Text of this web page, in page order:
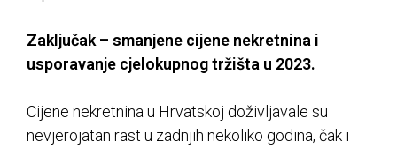
Zaključak – smanjene cijene nekretnina i
usporavanje cjelokupnog tržišta u 2023.
Cijene nekretnina u Hrvatskoj doživljavale su
nevjerojatan rast u zadnjih nekoliko godina, čak i